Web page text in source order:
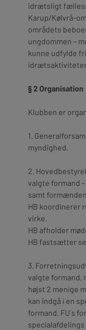
idrætsligt
Karup/Kølvrå-
områdets
ungdommen –
kunne udfylde
§ 2 Organisation
Klubben er
1.
myndighed.
2.
valgte formand
samt
HB koordinerer
virke.
HB afholder
HB fastsætter
3.
valgte formand,
højst 2 menige
kan indgå i en
formand. FU´s
specialafdelings